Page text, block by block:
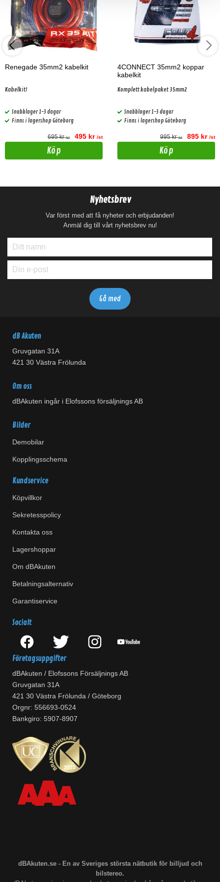
Renegade 35mm2 kabelkit
Kabelkit!
Snabblager 1-3 dagar
Finns i lagershop Göteborg
695 kr/st 495 kr /st
Köp
4CONNECT 35mm2 koppar
kabelkit
Komplett kabelpaket 35mm2
Snabblager 1-3 dagar
Finns i lagershop Göteborg
995 kr/st 895 kr /st
Köp
Nyhetsbrev
Var först med att få nyheter och erbjudanden!
Anmäl dig till vårt nyhetsbrev nu!
dB Akuten
Gruvgatan 31A
421 30 Västra Frölunda
Om oss
dBAkuten ingår i Elofssons försäljnings AB
Bilder
Demobilar
Kopplingsschema
Kundservice
Köpvillkor
Sekretesspolicy
Kontakta oss
Lagershoppar
Om dBAkuten
Betalningsalternativ
Garantiservice
Socialt
Företagsuppgifter
dBAkuten / Elofssons Försäljnings AB
Gruvgatan 31A
421 30 Västra Frölunda / Göteborg
Orgnr: 556693-0524
Bankgiro: 5907-8907
dBAkuten.se - En av Sveriges största nätbutik för billjud och
bilstereo.